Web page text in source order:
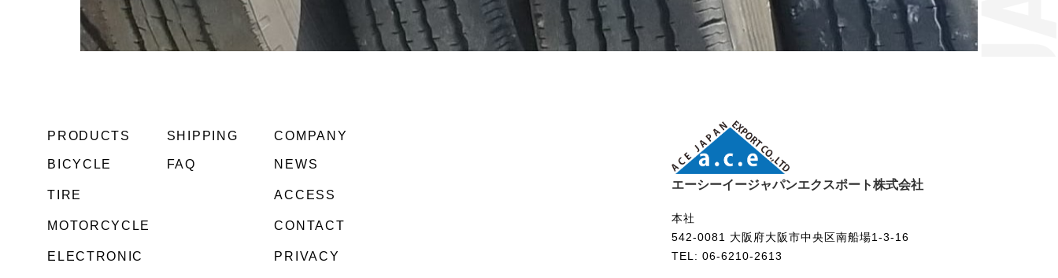
PRODUCTS
BICYCLE
TIRE
MOTORCYCLE
ELECTRONIC
SHIPPING
FAQ
COMPANY
NEWS
ACCESS
CONTACT
PRIVACY
エーシーイージャパンエクスポート株式会社
本社
542-0081 大阪府大阪市中央区南船場1-3-16
TEL: 06-6210-2613